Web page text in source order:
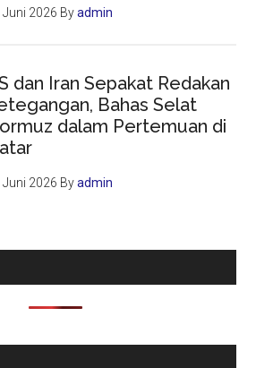
Juni 2026 Byadmin
dan Iran Sepakat Redakan
Bahas Selat
dalam Pertemuan di
Juni 2026 Byadmin